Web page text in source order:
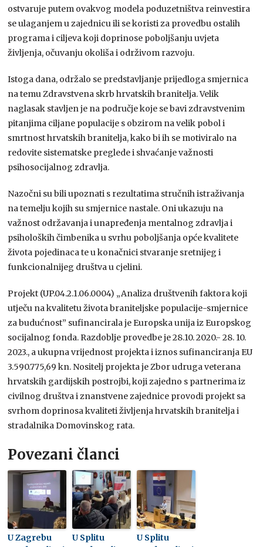
ostvaruje putem ovakvog modela poduzetništva reinvestira
se ulaganjem u zajednicu ili se koristi za provedbu ostalih
programa i ciljeva koji doprinose poboljšanju uvjeta
življenja, očuvanju okoliša i održivom razvoju.
Istoga dana, održalo se predstavljanje prijedloga smjernica
na temu Zdravstvena skrb hrvatskih branitelja. Velik
naglasak stavljen je na područje koje se bavi zdravstvenim
pitanjima ciljane populacije s obzirom na velik pobol i
smrtnost hrvatskih branitelja, kako bi ih se motiviralo na
redovite sistematske preglede i shvaćanje važnosti
psihosocijalnog zdravlja.
Nazočni su bili upoznati s rezultatima stručnih istraživanja
na temelju kojih su smjernice nastale. Oni ukazuju na
važnost održavanja i unapređenja mentalnog zdravlja i
psiholoških čimbenika u svrhu poboljšanja opće kvalitete
života pojedinaca te u konačnici stvaranje sretnijeg i
funkcionalnijeg društva u cjelini.
Projekt (UP.04.2.1.06.0004) „Analiza društvenih faktora koji
utječu na kvalitetu života braniteljske populacije-smjernice
za budućnost” sufinancirala je Europska unija iz Europskog
socijalnog fonda. Razdoblje provedbe je 28.10. 2020.- 28. 10.
2023., a ukupna vrijednost projekta i iznos sufinanciranja EU
3.590.775,69 kn. Nositelj projekta je Zbor udruga veterana
hrvatskih gardijskih postrojbi, koji zajedno s partnerima iz
civilnog društva i znanstvene zajednice provodi projekt sa
svrhom doprinosa kvaliteti življenja hrvatskih branitelja i
stradalnika Domovinskog rata.
Povezani članci
U Zagrebu
U Splitu
U Splitu